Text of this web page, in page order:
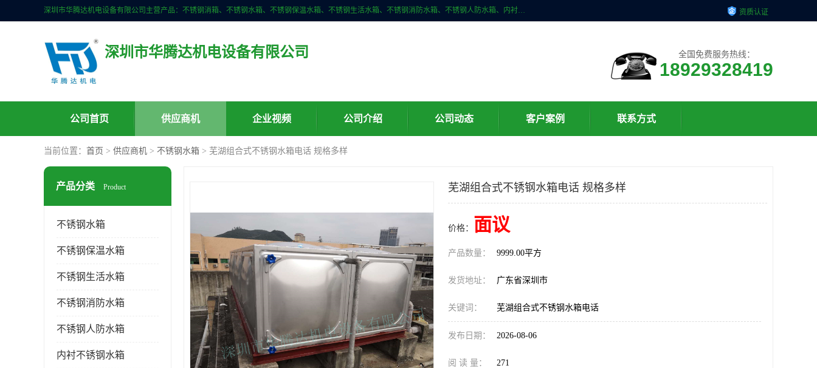
深圳市华腾达机电设备有限公司主营产品：不锈钢消箱、不锈钢水箱、不锈钢保温水箱、不锈钢生活水箱、不锈钢消防水箱、不锈钢人防水箱、内衬不锈钢水箱、膨胀水箱、不锈钢风帽、无动力风帽、水箱自洁消毒器、紫外线消毒器、不锈钢旋流防止器、组合式不锈钢水箱等。 资质认证
深圳市华腾达机电设备有限公司 全国免费服务热线：
18929328419
公司首页 供应商机 企业视频 公司介绍 公司动态 客户案例 联系方式
当前位置： 首页 > 供应商机 > 不锈钢水箱 > 芜湖组合式不锈钢水箱电话 规格多样
产品分类 Product
不锈钢水箱
不锈钢保温水箱
不锈钢生活水箱
不锈钢消防水箱
不锈钢人防水箱
内衬不锈钢水箱
芜湖组合式不锈钢水箱电话 规格多样
价格： 面议
产品数量： 9999.00平方
发货地址： 广东省深圳市
关键词： 芜湖组合式不锈钢水箱电话
发布日期： 2026-08-06
阅 读 量： 271